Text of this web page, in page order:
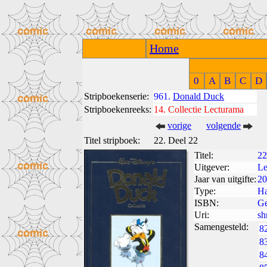
Home
0 A B C D
Stripboekenserie: 961. Donald Duck
Stripboekenreeks: 14. Collectie Lecturama
vorige
volgende
Titel stripboek:
22. Deel 22
Titel:
Uitgever:
Jaar van uitgifte:
Type:
ISBN:
Uri:
Samengesteld: